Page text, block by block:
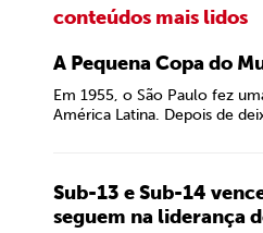
conteúdos mais lidos
A Pequena Copa do
Em 1955, o São Paulo fez
América Latina. Depois de
Sub-13 e Sub-14
seguem na liderança